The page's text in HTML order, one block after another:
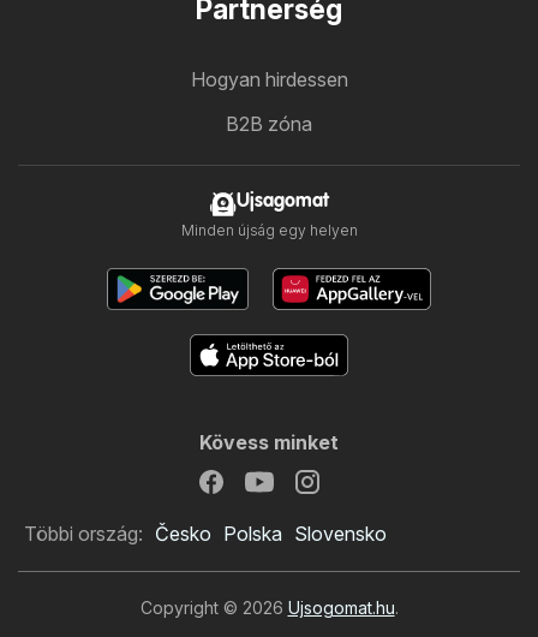
Partnerség
Hogyan hirdessen
B2B zóna
Ujsagomat
Minden újság egy helyen
Kövess minket
Többi ország: Česko Polska Slovensko
Copyright © 2026 Ujsogomat.hu.